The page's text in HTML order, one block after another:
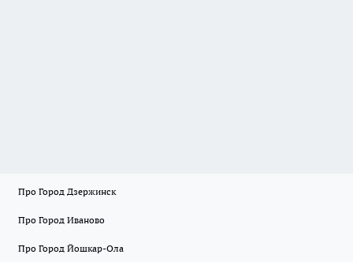
Про Город Дзержинск
Про Город Иваново
Про Город Йошкар-Ола